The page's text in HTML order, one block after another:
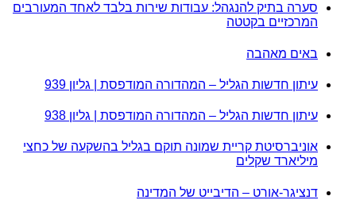
סערה בתיק להנגהל: עבודות שירות בלבד לאחד המעורבים
המרכזיים בקטטה
באים מאהבה
עיתון חדשות הגליל – המהדורה המודפסת | גליון 939
עיתון חדשות הגליל – המהדורה המודפסת | גליון 938
אוניברסיטת קריית שמונה תוקם בגליל בהשקעה של כחצי
מיליארד שקלים
דנציגר-אורט – הדיבייט של המדינה